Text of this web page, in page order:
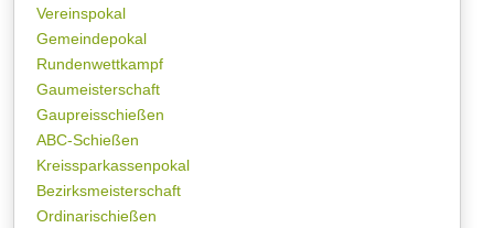
Vereinspokal
Gemeindepokal
Rundenwettkampf
Gaumeisterschaft
Gaupreisschießen
ABC-Schießen
Kreissparkassenpokal
Bezirksmeisterschaft
Ordinarischießen